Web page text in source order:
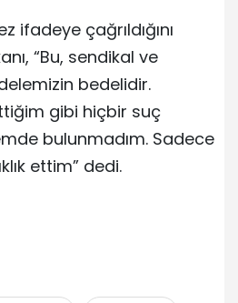
ifadeye çağrıldığını
“Bu, sendikal ve
bedelidir.
gibi hiçbir suç
bulunmadım. Sadece
ettim” dedi.